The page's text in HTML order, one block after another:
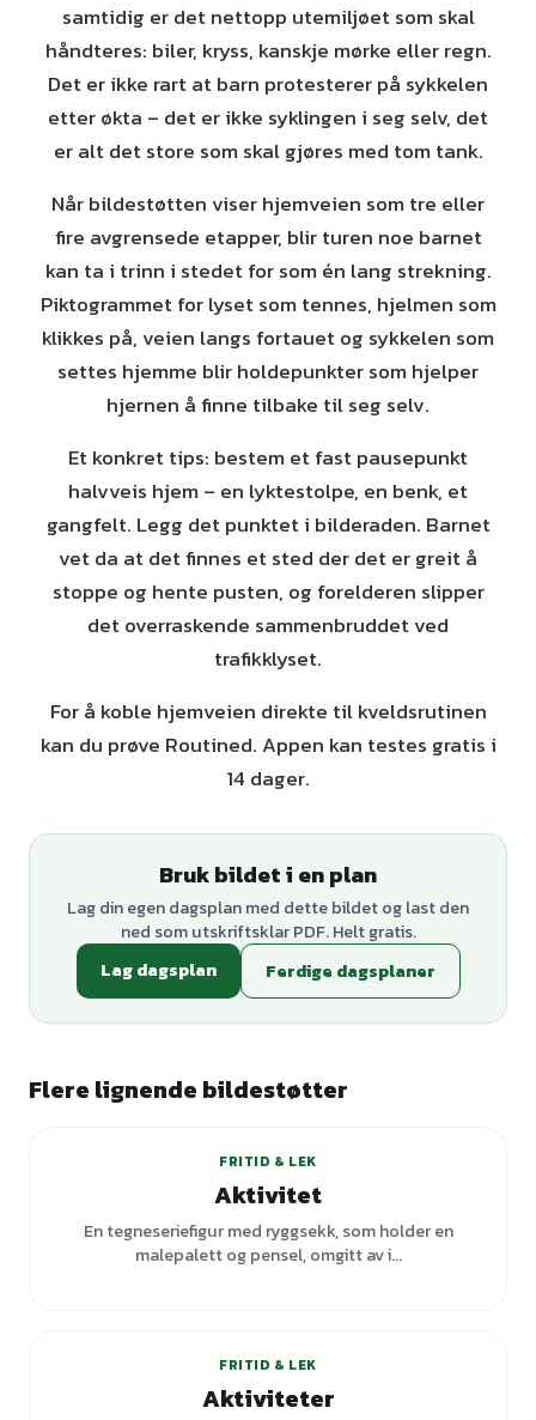
samtidig er det nettopp utemiljøet som skal
håndteres: biler, kryss, kanskje mørke eller regn.
Det er ikke rart at barn protesterer på sykkelen
etter økta – det er ikke syklingen i seg selv, det
er alt det store som skal gjøres med tom tank.
Når bildestøtten viser hjemveien som tre eller
fire avgrensede etapper, blir turen noe barnet
kan ta i trinn i stedet for som én lang strekning.
Piktogrammet for lyset som tennes, hjelmen som
klikkes på, veien langs fortauet og sykkelen som
settes hjemme blir holdepunkter som hjelper
hjernen å finne tilbake til seg selv.
Et konkret tips: bestem et fast pause­punkt
halvveis hjem – en lyktestolpe, en benk, et
gangfelt. Legg det punktet i bilderaden. Barnet
vet da at det finnes et sted der det er greit å
stoppe og hente pusten, og forelderen slipper
det overraskende sammenbruddet ved
trafikklyset.
For å koble hjemveien direkte til kveldsrutinen
kan du prøve Routined. Appen kan testes gratis i
14 dager.
Bruk bildet i en plan
Lag din egen dagsplan med dette bildet og last den
ned som utskriftsklar PDF. Helt gratis.
Lag dagsplan
Ferdige dagsplaner
Flere lignende bildestøtter
FRITID & LEK
Aktivitet
En tegneseriefigur med ryggsekk, som holder en
malepalett og pensel, omgitt av i...
FRITID & LEK
Aktiviteter